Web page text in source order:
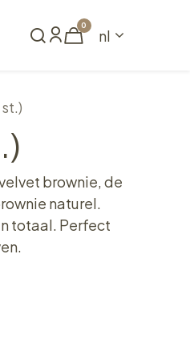
0
nl
brownie, de
naturel.
totaal. Perfect